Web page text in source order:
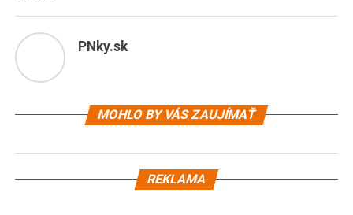
PNky.sk
MOHLO BY VÁS ZAUJÍMAŤ
REKLAMA